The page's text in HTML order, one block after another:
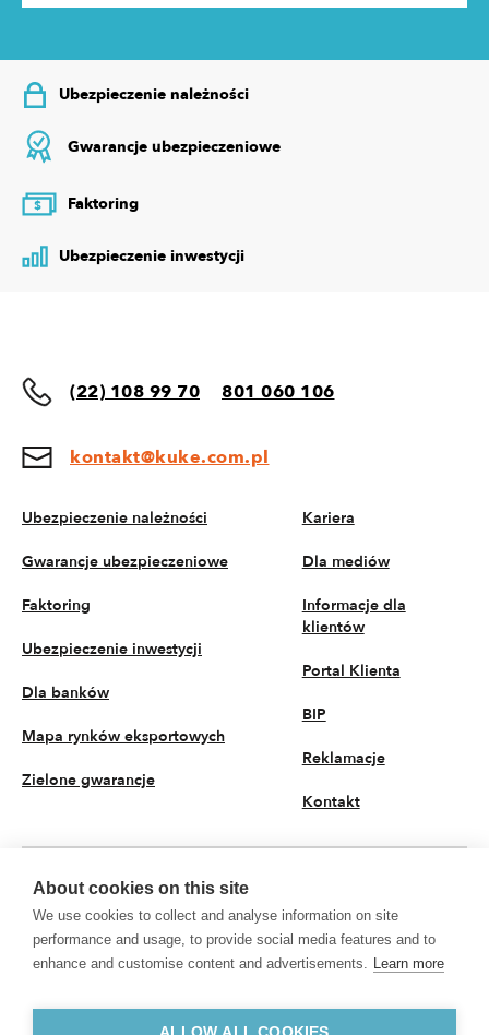
Ubezpieczenie należności
Gwarancje ubezpieczeniowe
$ Faktoring
Ubezpieczenie inwestycji
(22) 108 99 70 801 060 106
kontakt@kuke.com.pl
Ubezpieczenie należności
Gwarancje ubezpieczeniowe
Faktoring
Ubezpieczenie inwestycji
Dla banków
Mapa rynków eksportowych
Zielone gwarancje
Kariera
Dla mediów
Informacje dla
klientów
Portal Klienta
BIP
Reklamacje
Kontakt
© 2026 KUKE S.A. Wszystkie prawa zastrzeżone
Polityka prywatności
Przetwarzanie danych osobowych
KUKE S.A. z siedzibą przy ul. Kruczej 50, 00-025 Warszawa, Sąd Rejonowy dla
m.st. Warszawy w Warszawie, XII Wydział Gospodarczy Krajowego Rejestru
PL
About cookies on this site
We use cookies to collect and analyse information on site
performance and usage, to provide social media features and to
enhance and customise content and advertisements. Learn more